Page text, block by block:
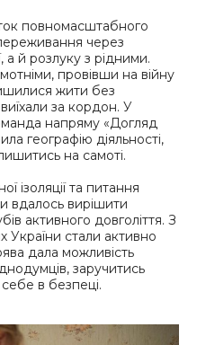
повномасштабного
через
а й розлуку з рідними.
провівши на війну
жити без
виїхали за кордон. У
напряму «Догляд
географію діяльності,
на самоті.
ізоляції та питання
вдалось вирішити
активного довголіття. З
України стали активно
дала можливість
заручитись
в безпеці.